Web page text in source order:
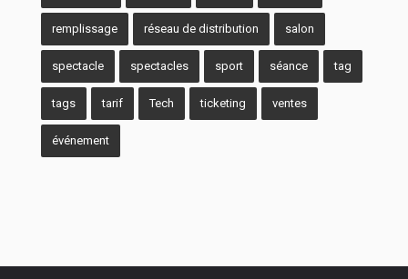
remplissage réseau de distribution salon
spectacle spectacles sport séance tag
tags tarif Tech ticketing ventes
événement